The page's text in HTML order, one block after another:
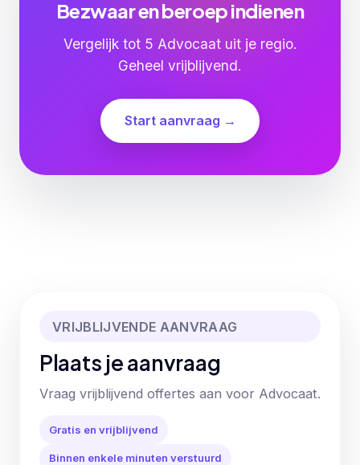
Bezwaar en beroep indienen
Vergelijk tot 5 Advocaat uit je regio.
Geheel vrijblijvend.
Start aanvraag →
VRIJBLIJVENDE AANVRAAG
Plaats je aanvraag
Vraag vrijblijvend offertes aan voor Advocaat.
Gratis en vrijblijvend
Binnen enkele minuten verstuurd